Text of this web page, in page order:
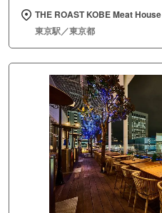
THE ROAST KOBE Meat House
東京駅／東京都